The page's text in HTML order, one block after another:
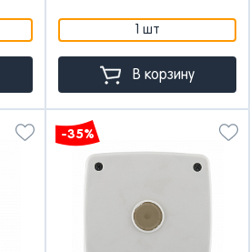
1 шт
В корзину
-35%